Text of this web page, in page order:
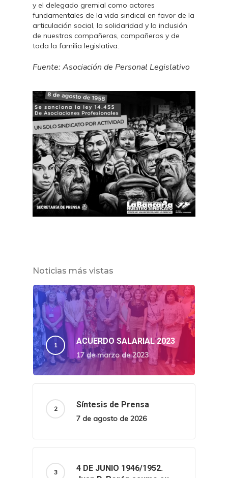
y el delegado gremial como actores
fundamentales de la vida sindical en favor de la
articulación social, la solidaridad y la inclusión
de nuestras compañeras, compañeros y de
toda la familia legislativa.
Fuente: Asociación de Personal Legislativo
Noticias más vistas
ACUERDO SALARIAL 2023
17 de marzo de 2023
Síntesis de Prensa
7 de agosto de 2026
4 DE JUNIO 1946/1952.